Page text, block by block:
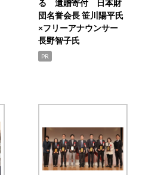
る 遺贈寄付 日本財
団名誉会長 笹川陽平氏
×フリーアナウンサー
長野智子氏
PR